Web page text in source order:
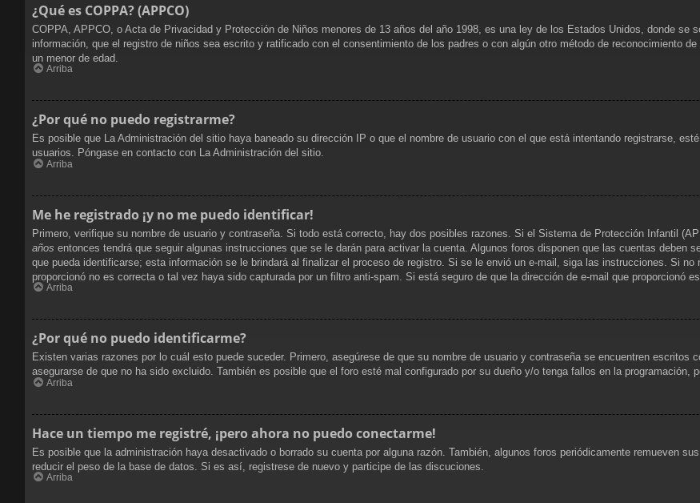
¿Qué es COPPA? (APPCO)
COPPA, APPCO, o Acta de Privacidad y Protección de Niños menores de 13 años del año 1998, es una ley de los Estados Unidos, donde
información, que el registro de niños sea escrito y ratificado con el consentimiento de los padres o con algún otro método de reconocimiento
un menor de edad.
Arriba
¿Por qué no puedo registrarme?
Es posible que La Administración del sitio haya baneado su dirección IP o que el nombre de usuario con el que está intentando registrarse,
usuarios. Póngase en contacto con La Administración del sitio.
Arriba
Me he registrado ¡y no me puedo identificar!
Primero, verifique su nombre de usuario y contraseña. Si todo está correcto, hay dos posibles razones. Si el Sistema de Protección Infantil
años entonces tendrá que seguir algunas instrucciones que se le darán para activar la cuenta. Algunos foros disponen que las cuentas deben
que pueda identificarse; esta información se le brindará al finalizar el proceso de registro. Si se le envió un e-mail, siga las instrucciones. Si
proporcionó no es correcta o tal vez haya sido capturada por un filtro anti-spam. Si está seguro de que la dirección de e-mail que proporcionó
Arriba
¿Por qué no puedo identificarme?
Existen varias razones por lo cuál esto puede suceder. Primero, asegúrese de que su nombre de usuario y contraseña se encuentren
asegurarse de que no ha sido excluido. También es posible que el foro esté mal configurado por su dueño y/o tenga fallos en la programación,
Arriba
Hace un tiempo me registré, ¡pero ahora no puedo conectarme!
Es posible que la administración haya desactivado o borrado su cuenta por alguna razón. También, algunos foros periódicamente remueven
reducir el peso de la base de datos. Si es así, registrese de nuevo y participe de las discuciones.
Arriba